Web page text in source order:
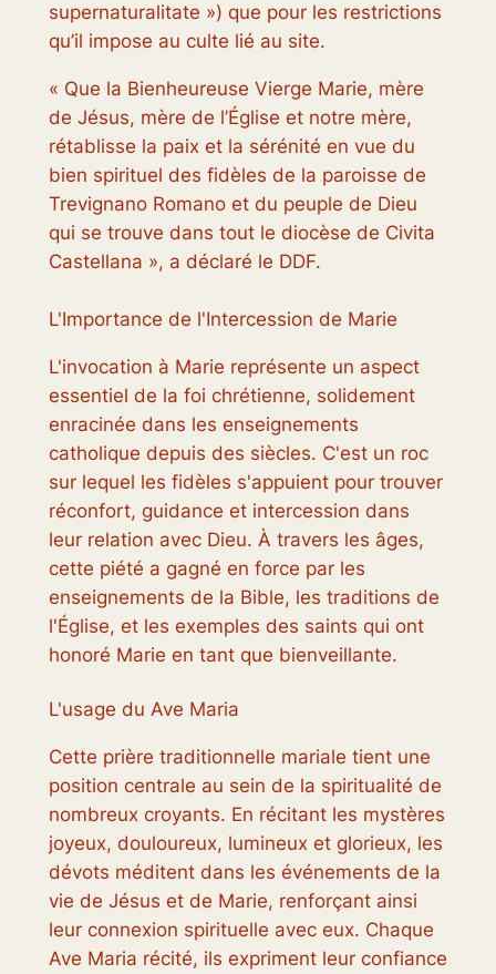
supernaturalitate ») que pour les restrictions
qu’il impose au culte lié au site.
« Que la Bienheureuse Vierge Marie, mère
de Jésus, mère de l’Église et notre mère,
rétablisse la paix et la sérénité en vue du
bien spirituel des fidèles de la paroisse de
Trevignano Romano et du peuple de Dieu
qui se trouve dans tout le diocèse de Civita
Castellana », a déclaré le DDF.
L'Importance de l'Intercession de Marie
L'invocation à Marie représente un aspect
essentiel de la foi chrétienne, solidement
enracinée dans les enseignements
catholique depuis des siècles. C'est un roc
sur lequel les fidèles s'appuient pour trouver
réconfort, guidance et intercession dans
leur relation avec Dieu. À travers les âges,
cette piété a gagné en force par les
enseignements de la Bible, les traditions de
l'Église, et les exemples des saints qui ont
honoré Marie en tant que bienveillante.
L'usage du Ave Maria
Cette prière traditionnelle mariale tient une
position centrale au sein de la spiritualité de
nombreux croyants. En récitant les mystères
joyeux, douloureux, lumineux et glorieux, les
dévots méditent dans les événements de la
vie de Jésus et de Marie, renforçant ainsi
leur connexion spirituelle avec eux. Chaque
Ave Maria récité, ils expriment leur confiance